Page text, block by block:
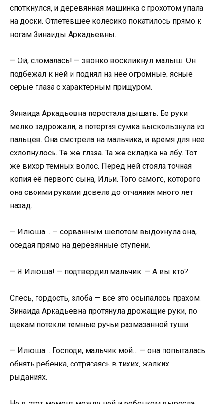
споткнулся, и деревянная машинка с грохотом упала
на доски. Отлетевшее колесико покатилось прямо к
ногам Зинаиды Аркадьевны.
— Ой, сломалась! — звонко воскликнул малыш. Он
подбежал к ней и поднял на нее огромные, ясные
серые глаза с характерным прищуром.
Зинаида Аркадьевна перестала дышать. Ее руки
мелко задрожали, а потертая сумка выскользнула из
пальцев. Она смотрела на мальчика, и время для нее
схлопнулось. Те же глаза. Та же складка на лбу. Тот
же вихор темных волос. Перед ней стояла точная
копия её первого сына, Ильи. Того самого, которого
она своими руками довела до отчаяния много лет
назад.
— Илюша… — сорванным шепотом выдохнула она,
оседая прямо на деревянные ступени.
— Я Илюша! — подтвердил мальчик. — А вы кто?
Спесь, гордость, злоба — всё это осыпалось прахом.
Зинаида Аркадьевна протянула дрожащие руки, по
щекам потекли темные ручьи размазанной туши.
— Илюша… Господи, мальчик мой… — она попыталась
обнять ребенка, сотрясаясь в тихих, жалких
рыданиях.